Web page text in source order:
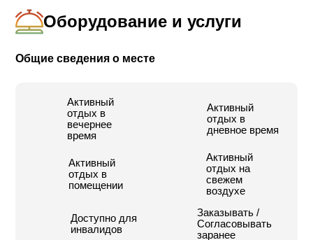
Оборудование и услуги
Общие сведения о месте
Активный
отдых в
вечернее
время
Активный
отдых в
дневное время
Активный
отдых в
помещении
Активный
отдых на
свежем
воздухе
Доступно для
инвалидов
Заказывать /
Согласовывать
заранее